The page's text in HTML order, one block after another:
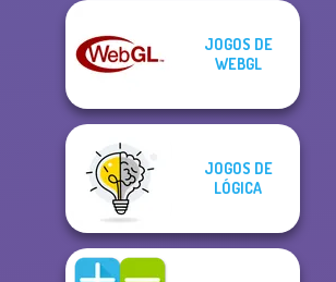
JOGOS DE
WEBGL
JOGOS DE
LÓGICA